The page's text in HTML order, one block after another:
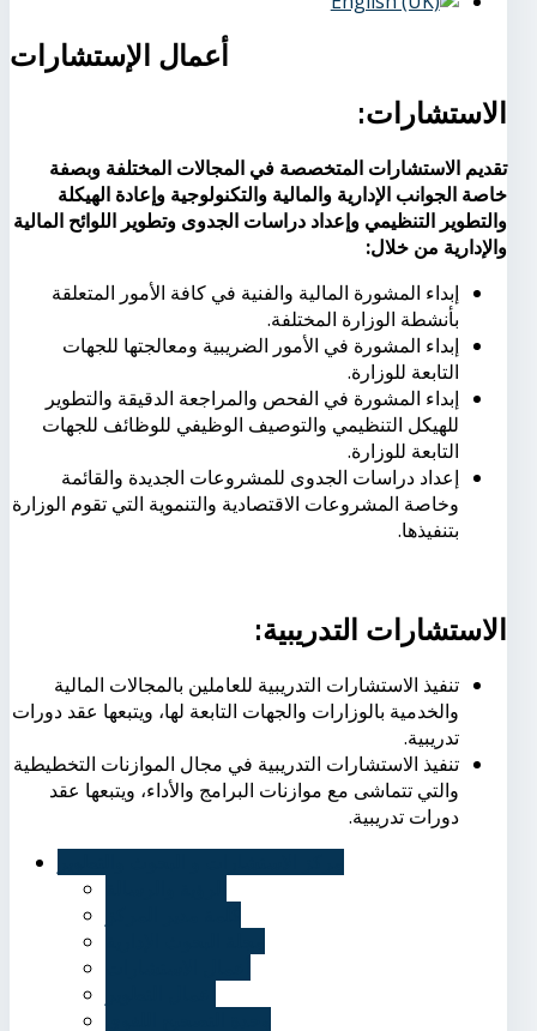
أعمال الإستشارات
الاستشارات:
تقديم الاستشارات المتخصصة في المجالات المختلفة وبصفة
خاصة الجوانب الإدارية والمالية والتكنولوجية وإعادة الهيكلة
والتطوير التنظيمي وإعداد دراسات الجدوى وتطوير اللوائح المالية
والإدارية من خلال:
إبداء المشورة المالية والفنية في كافة الأمور المتعلقة
بأنشطة الوزارة المختلفة.
إبداء المشورة في الأمور الضريبية ومعالجتها للجهات
التابعة للوزارة.
إبداء المشورة في الفحص والمراجعة الدقيقة والتطوير
للهيكل التنظيمي والتوصيف الوظيفي للوظائف للجهات
التابعة للوزارة.
إعداد دراسات الجدوى للمشروعات الجديدة والقائمة
وخاصة المشروعات الاقتصادية والتنموية التي تقوم الوزارة
بتنفيذها.
الاستشارات التدريبية:
تنفيذ الاستشارات التدريبية للعاملين بالمجالات المالية
والخدمية بالوزارات والجهات التابعة لها، ويتبعها عقد دورات
تدريبية.
تنفيذ الاستشارات التدريبية في مجال الموازنات التخطيطية
والتي تتماشى مع موازنات البرامج والأداء، ويتبعها عقد
دورات تدريبية.